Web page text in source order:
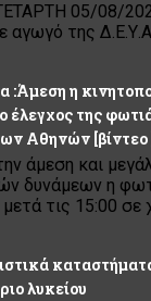
05/08/
αγωγό της
:Άμεση η
έλεγχος της
Αθηνών [βίντεο
άμεση και
δυνάμεων η
τις 15:00 σε
λυκείου